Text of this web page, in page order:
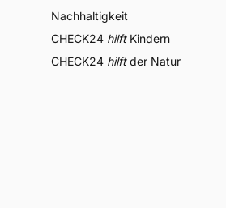
Nachhaltigkeit
CHECK24 hilftKindern
CHECK24 hilftder Natur